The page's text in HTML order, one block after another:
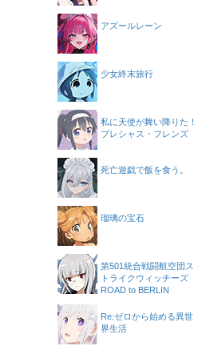
アズールレーン
少女終末旅行
私に天使が舞い降りた！
プレシャス・フレンズ
死亡遊戯で飯を食う。
瑠璃の宝石
第501統合戦闘航空団ス
トライクウィッチーズ
ROAD to BERLIN
Re:ゼロから始める異世
界生活